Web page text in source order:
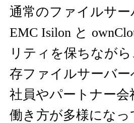
通常のファイルサ
EMC Isilon と
リティを保ちなが
存ファイルサーバ
社員やパートナー
働き方が多様にな